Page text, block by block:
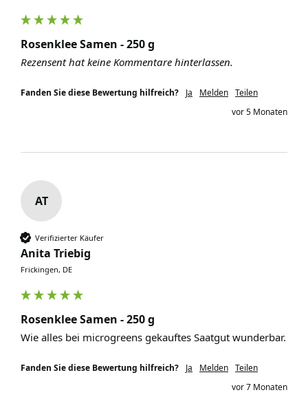
Rosenklee Samen - 250 g
Rezensent hat keine Kommentare hinterlassen.
Fanden Sie diese Bewertung hilfreich? Ja Melden Teilen
vor 5 Monaten
AT
Verifizierter Käufer
Anita Triebig
Frickingen, DE
Rosenklee Samen - 250 g
Fanden Sie diese Bewertung hilfreich? Ja Melden Teilen
vor 7 Monaten